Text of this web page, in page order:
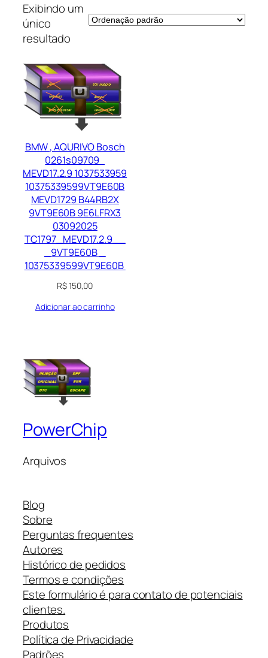
Exibindo um
único
resultado
BMW , AQURIVO Bosch
0261s09709
MEVD17.2.9 1037533959
10375339599VT9E60B
MEVD1729 B44RB2X
9VT9E60B 9E6LFRX3
03092025
TC1797_MEVD17.2.9__
_9VT9E60B _
10375339599VT9E60B
R$150,00
Adicionar ao carrinho
PowerChip
Arquivos
Blog
Sobre
Perguntas frequentes
Autores
Histórico de pedidos
Termos e condições
Este formulário é para contato de potenciais
clientes.
Produtos
Política de Privacidade
Padrões